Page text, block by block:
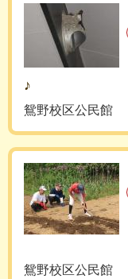
♪
鴛野校区公民館
鴛野校区公民館